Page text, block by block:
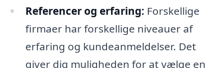
Referencer og erfaring: Forskellige
firmaer har forskellige niveauer af
erfaring og kundeanmeldelser. Det
giver dig muligheden for at vælge en